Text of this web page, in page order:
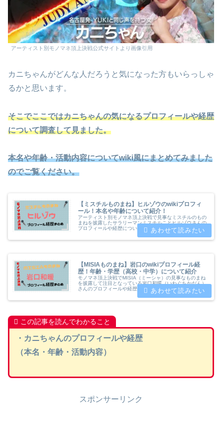
アーティスト別モノマネ頂上決戦公式サイトより画像引用
カニちゃんがどんな人だろうと気になった方もいらっしゃ
るかと思います。
そこでここではカニちゃんの気になるプロフィールや経歴
について調査して見ました。
本名や年齢・活動内容についてwiki風にまとめてみました
のでご覧ください。
【ミスチルものまね】ヒルゾウのwikiプロフィ
ール！本名や年齢について紹介！
アーティスト別モノマネ頂上決戦で見事なミスチルのもの
まねを披露したサラリーマンミスチルことヒルゾウさんの
プロフィールや経歴について紹介していきます。本名や年
齢・出身地・学歴・結婚・活動内容についてwiki風にまと
めましたのでご覧ください。
【MISIAものまね】岩口のwikiプロフィール経
歴！年齢・学歴（高校・中学）について紹介
モノマネ頂上決戦でMISIA（ミーシャ）の見事なものまね
を披露して注目となっている岩口和暖（いわぐちかだん）
さんのプロフィールや経歴についてwiki風にまとめてみま
した。名前の読み方や年齢・学歴（高校・中学）・活動内
容について紹介します
この記事を読んでわかること
・カニちゃんのプロフィールや経歴
（本名・年齢・活動内容）
スポンサーリンク